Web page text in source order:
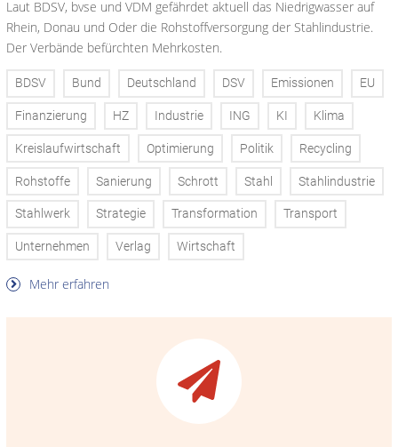
Laut BDSV, bvse und VDM gefährdet aktuell das Niedrigwasser auf
Rhein, Donau und Oder die Rohstoffversorgung der Stahlindustrie.
Der Verbände befürchten Mehrkosten.
BDSV Bund Deutschland DSV Emissionen EU
Finanzierung HZ Industrie ING KI Klima
Kreislaufwirtschaft Optimierung Politik Recycling
Rohstoffe Sanierung Schrott Stahl Stahlindustrie
Stahlwerk Strategie Transformation Transport
Unternehmen Verlag Wirtschaft
Mehr erfahren